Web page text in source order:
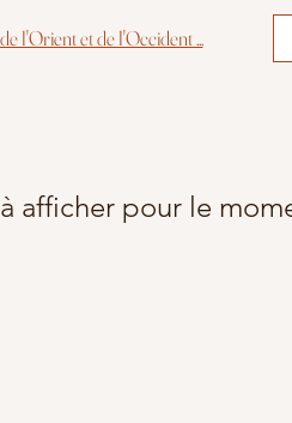
l'Orient et de l'Occident ...
afficher pour le